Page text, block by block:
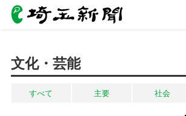
文化・芸能
すべて 主要 社会